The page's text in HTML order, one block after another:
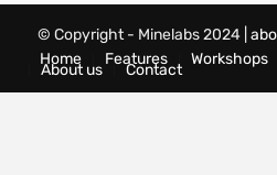
© Copyright - Minelabs 2024 |
Home
Features Workshops
About us Contact